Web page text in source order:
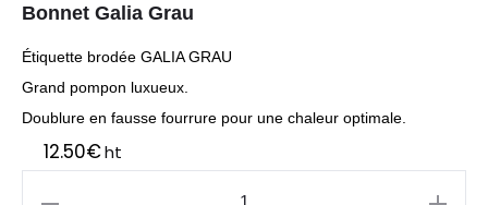
Bonnet Galia Grau
Étiquette brodée GALIA GRAU
Grand pompon luxueux.
Doublure en fausse fourrure pour une chaleur optimale.
12.50€ht